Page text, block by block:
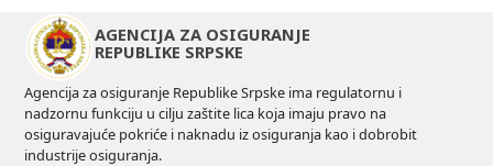
AGENCIJA ZA OSIGURANJE
REPUBLIKE SRPSKE
Agencija za osiguranje Republike Srpske ima regulatornu i
nadzornu funkciju u cilju zaštite lica koja imaju pravo na
osiguravajuće pokriće i naknadu iz osiguranja kao i dobrobit
industrije osiguranja.